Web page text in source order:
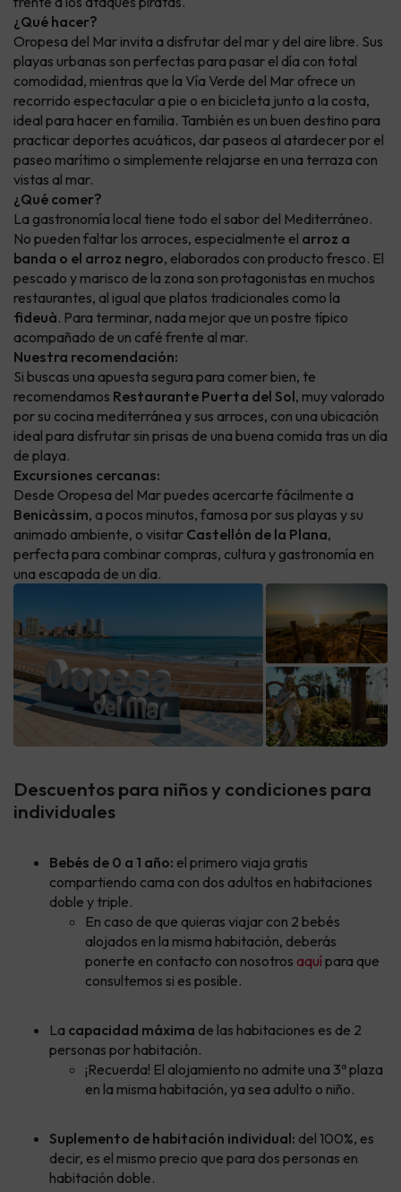
¿Qué hacer?
Oropesa del Mar invita a disfrutar del mar y del aire libre. Sus
playas urbanas son perfectas para pasar el día con total
comodidad, mientras que la Vía Verde del Mar ofrece un
recorrido espectacular a pie o en bicicleta junto a la costa,
ideal para hacer en familia. También es un buen destino para
practicar deportes acuáticos, dar paseos al atardecer por el
paseo marítimo o simplemente relajarse en una terraza con
vistas al mar.
¿Qué comer?
La gastronomía local tiene todo el sabor del Mediterráneo.
No pueden faltar los arroces, especialmente el arroz a
banda o el arroz negro, elaborados con producto fresco. El
pescado y marisco de la zona son protagonistas en muchos
restaurantes, al igual que platos tradicionales como la
fideuà. Para terminar, nada mejor que un postre típico
acompañado de un café frente al mar.
Nuestra recomendación:
Si buscas una apuesta segura para comer bien, te
recomendamos Restaurante Puerta del Sol, muy valorado
por su cocina mediterránea y sus arroces, con una ubicación
ideal para disfrutar sin prisas de una buena comida tras un día
de playa.
Excursiones cercanas:
Desde Oropesa del Mar puedes acercarte fácilmente a
Benicàssim, a pocos minutos, famosa por sus playas y su
animado ambiente, o visitar Castellón de la Plana,
perfecta para combinar compras, cultura y gastronomía en
una escapada de un día.
Descuentos para niños y condiciones para
individuales
Bebés de 0 a 1 año: el primero viaja gratis
compartiendo cama con dos adultos en habitaciones
doble y triple.
En caso de que quieras viajar con 2 bebés
alojados en la misma habitación, deberás
ponerte en contacto con nosotros aquípara que
consultemos si es posible.
La capacidad máxima de las habitaciones es de 2
personas por habitación.
¡Recuerda! El alojamiento no admite una 3ª plaza
en la misma habitación, ya sea adulto o niño.
Suplemento de habitación individual: del 100%, es
decir, es el mismo precio que para dos personas en
habitación doble.